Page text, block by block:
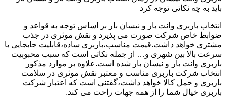
باید به چه نکاتی توجه کرد
انتخاب باربری وانت بار و نیسان بار بر اساس توجه به قواعد و
ضوابط خاص شرکت صورت می پذیرد و نقش موثری در جذب
مشتری خواهد داشت.قیمت مناسب،باربری ساده،قابلیت جابجایی با
سرعت بالا بین شهری و… از جمله نکاتی است که سبب محبوبیت
باربری وانت بار و نیسان بار شده است.علاوه بر موارد مذکور
انتخاب شرکت باربری مناسب و معتبر نقش موثری در سلامت
باربری و حمل کالا خواهد داشت،گفتنی است که اعتبار شرکت
باربری خیال شما را از همه جهات راحت می کند.